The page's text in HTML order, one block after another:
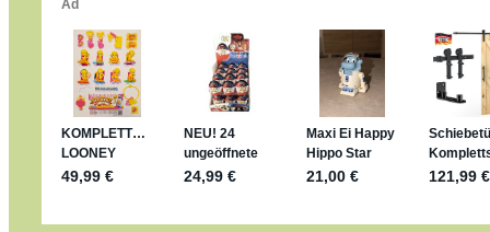
Für die Figuren VC307, 310, 318 und 326
mein Enkel hat die leider weggeworfen
jan-lukas:
geschrieben am: 29. 4. 2026 -
https://www.ferrero-
sammelspass.de/einladung/
jan-lukas:
geschrieben am: 28. 4. 2026 -
stimmt, jetzt fällt es mir auch ein
*Bussi*
geschrieben am: 28. 4.
So habe ich das in Erinnerung ... oder?